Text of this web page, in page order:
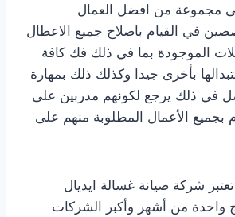
مجموعة من افضل العمال
في القيام باصلاح جميع الاعطال
الموجودة بما في ذلك فك كافة
بأخرى جيدا وكذلك ذلك بمهارة
في ذلك يرجع لكونهم مدربين على
بجميع الأعمال المطلوبة منهم على
شركة صيانة غسالة ايديال
14 برنامج واحدة من أشهر وأكبر الشركات